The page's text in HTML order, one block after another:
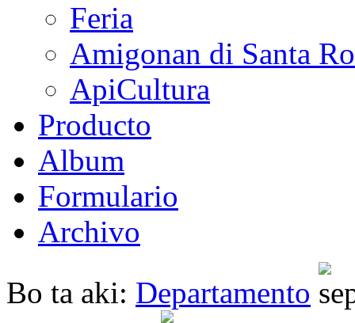
Feria
Amigonan di Santa
ApiCultura
Producto
Album
Formulario
Archivo
Bo ta aki: Departamento